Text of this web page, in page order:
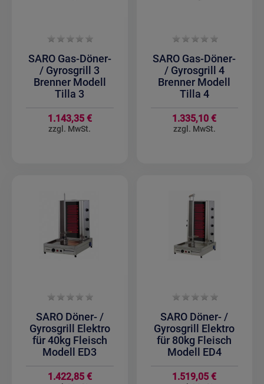
SARO Gas-Döner-
/ Gyrosgrill 3
Brenner Modell
Tilla 3
1.143,35 €
SARO Gas-Döner-
/ Gyrosgrill 4
Brenner Modell
Tilla 4
1.335,10 €
SARO Döner- /
Gyrosgrill Elektro
für 40kg Fleisch
Modell ED3
1.422,85 €
SARO Döner- /
Gyrosgrill Elektro
für 80kg Fleisch
Modell ED4
1.519,05 €